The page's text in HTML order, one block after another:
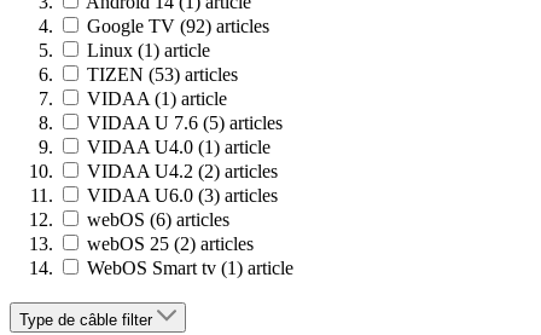
Google TV (92) articles
Linux (1) article
TIZEN (53) articles
VIDAA (1) article
VIDAA U 7.6 (5) articles
VIDAA U4.0 (1) article
VIDAA U4.2 (2) articles
VIDAA U6.0 (3) articles
webOS (6) articles
webOS 25 (2) articles
WebOS Smart tv (1) article
Type de câble filter